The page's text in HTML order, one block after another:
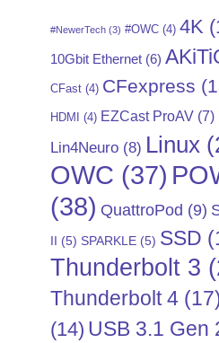
#NewerTech (3) #OWC (4) 4K
10Gbit Ethernet (6)
CFast (4) CFexpress
HDMI (4) EZCast ProAV (7)
Lin4Neuro (8) Linux
OWC (37)
(38) QuattroPod (9)
II (5) SPARKLE (5) SSD
Thunderbolt 3
Thunderbolt 4
(14) USB 3.1 Gen